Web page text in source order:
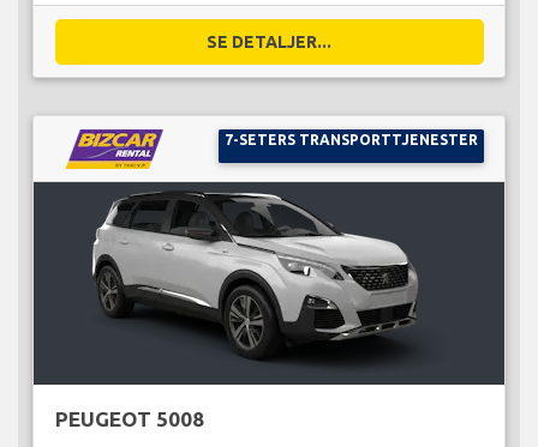
SE DETALJER...
7-SETERS TRANSPORTTJENESTER
PEUGEOT 5008